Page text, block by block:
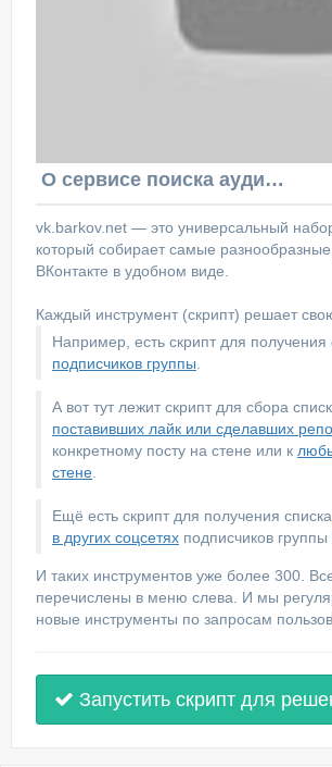
О сервисе поиска аудитории ВКонтакте
vk.barkov.net — это универсальный
который собирает самые
ВКонтакте в удобном виде.
Каждый инструмент (скрипт) решает
Например, есть скрипт для получения
подписчиков группы
А вот тут лежит скрипт для сбора
поставивших лайк или сделавших
конкретному посту на стене или к
стене
Ещё есть скрипт для получения списка
в других соцсетях подписчиков группы
И таких инструментов уже более 300.
перечислены в меню слева. И мы
новые инструменты по запросам
Запустить скрипт для